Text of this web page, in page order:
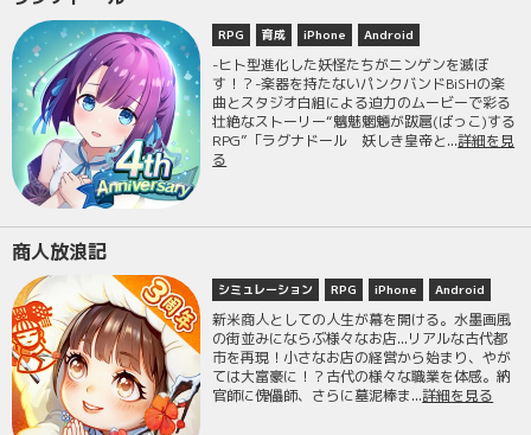
RPG 育成 iPhone Android
-ヒト型進化した妖怪たちがニンゲンを滅ぼ
す！？-楽器を持たないパンクバンドBiSHの楽
曲とスタジオ白組による迫力のムービーで彩る
壮絶なストーリー“魑魅魍魎が跋扈(ばっこ)する
RPG”「ラグナドール 妖しき皇帝と...詳細を見
る
商人放浪記
シミュレーション RPG iPhone Android
新米商人としての人生が幕を開ける。水墨画風
の街並みにならぶ様々なお店...リアルな古代都
市を再現！小さなお店の経営から始まり、やが
ては大富豪に！？古代の様々な職業を体感。納
官師に傀儡師、さらに墓泥棒ま...詳細を見る